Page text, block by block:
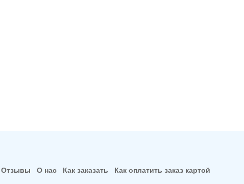
Отзывы О нас Как заказать Как оплатить заказ картой